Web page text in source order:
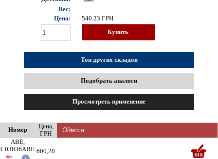
Вес:
Цена:
540.23 ГРН.
Купить
Топ других складов
Подобрать аналоги
Просмотреть применение
Номер
Цена,
ГРН
ABE,
C03036ABE 600,20